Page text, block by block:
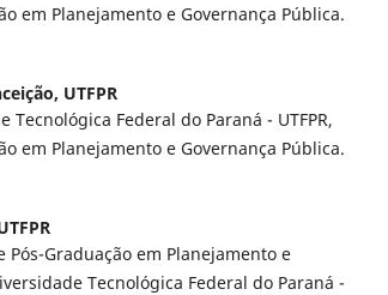
em Planejamento e Governança Pública.
UTFPR
Federal do Paraná - UTFPR,
em Planejamento e Governança Pública.
Pós-Graduação em Planejamento e
Tecnológica Federal do Paraná -